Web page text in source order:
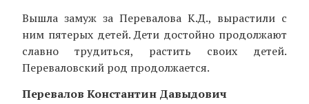
Вышла замуж за Перевалова К.Д., вырастили с
ним пятерых детей. Дети достойно продолжают
славно трудиться, растить своих детей.
Переваловский род продолжается.
Перевалов Константин Давыдович